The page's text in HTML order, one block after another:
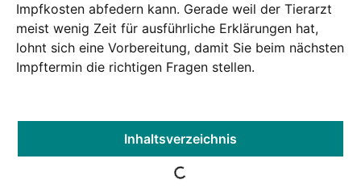
Impf­kos­ten abfe­dern kann. Gera­de weil der Tier­arzt
meist wenig Zeit für aus­führ­li­che Erklä­run­gen hat,
lohnt sich eine Vor­be­rei­tung, damit Sie beim nächs­ten
Impf­ter­min die rich­ti­gen Fra­gen stel­len.
Inhalts­ver­zeich­nis